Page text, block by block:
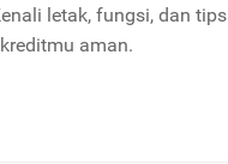
letak, fungsi, dan tips
aman.